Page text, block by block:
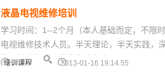
液晶电视维修培训
学习时间：1--2个月（本人基础而定，不限
电视维修技术人员。半天理论，半天实践，
教，教会为止，使学生成为真...
培训课程 2013-01-16 19.14.55